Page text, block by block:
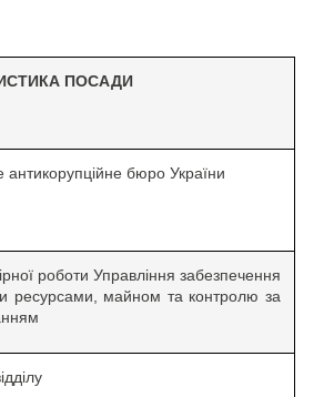
ПОСАДИ
антикорупційне бюро України
роботи Управління забезпечення
ресурсами, майном та контролю за